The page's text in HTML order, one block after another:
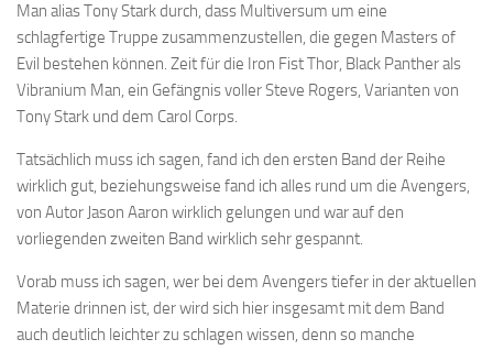
Man alias Tony Stark durch, dass Multiversum um eine
schlagfertige Truppe zusammenzustellen, die gegen Masters of
Evil bestehen können. Zeit für die Iron Fist Thor, Black Panther als
Vibranium Man, ein Gefängnis voller Steve Rogers, Varianten von
Tony Stark und dem Carol Corps.
Tatsächlich muss ich sagen, fand ich den ersten Band der Reihe
wirklich gut, beziehungsweise fand ich alles rund um die Avengers,
von Autor Jason Aaron wirklich gelungen und war auf den
vorliegenden zweiten Band wirklich sehr gespannt.
Vorab muss ich sagen, wer bei dem Avengers tiefer in der aktuellen
Materie drinnen ist, der wird sich hier insgesamt mit dem Band
auch deutlich leichter zu schlagen wissen, denn so manche